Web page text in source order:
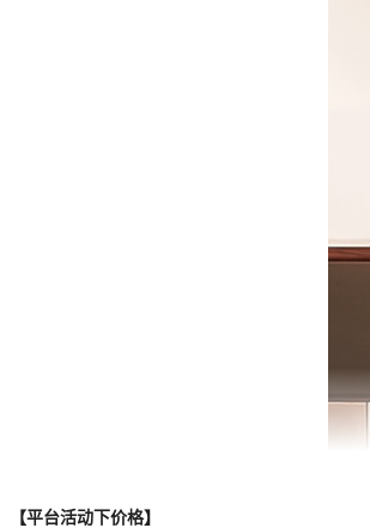
【平台活动下价格】